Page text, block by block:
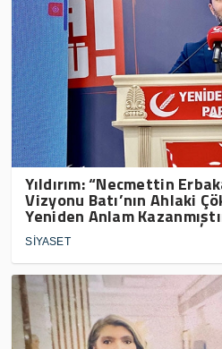
Yıldırım: “Necmettin
Vizyonu Batı’nın Ahlaki
Yeniden Anlam
SİYASET